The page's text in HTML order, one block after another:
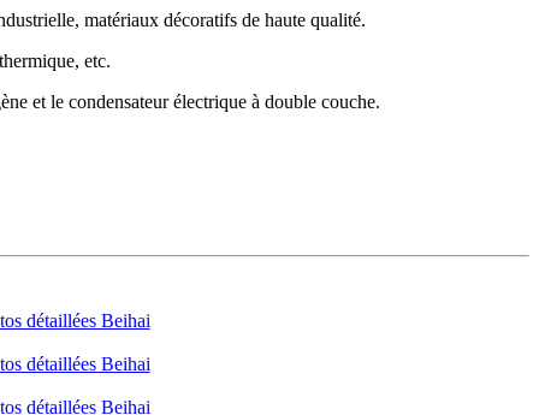
matériaux décoratifs de haute qualité.
etc.
et le condensateur électrique à double couche.